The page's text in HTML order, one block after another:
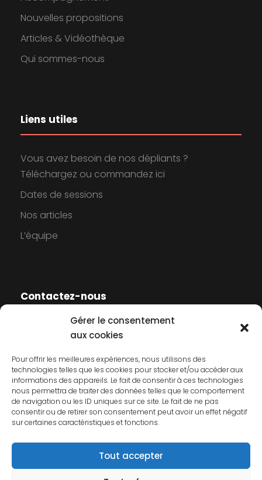
Gérer le consentement
aux cookies
Pour offrir les meilleures expériences, nous utilisons des
technologies telles que les cookies pour stocker et/ou accéder aux
informations des appareils. Le fait de consentir à ces technologies
nous permettra de traiter des données telles que le comportement
de navigation ou les ID uniques sur ce site. Le fait de ne pas
consentir ou de retirer son consentement peut avoir un effet négatif
sur certaines caractéristiques et fonctions.
Tout accepter
Nouvelles propositions
Articles & Vidéothèque
Qui sommes-nous
Liens utiles
Vous avez besoin de nos dépliants ?
Téléchargez ou commandez ici
Dates de sessions
Nos articles
L’équipe
Contactez-nous
Contactez-nous
Mentions légales
Politique de cookies
Politique de confidentialité